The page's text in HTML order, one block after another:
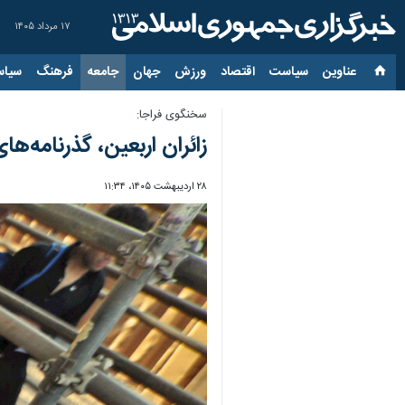
۱۷ مرداد ۱۴۰۵
عناوین‌ سیاست اقتصاد ورزش جهان جامعه فرهنگ
سخنگوی فراجا:
زائران اربعین، گذرنامه‌های با
۲۸ اردیبهشت ۱۴۰۵، ۱۱:۳۴